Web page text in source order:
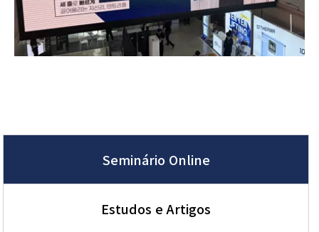
Seminário Online
Estudos e Artigos